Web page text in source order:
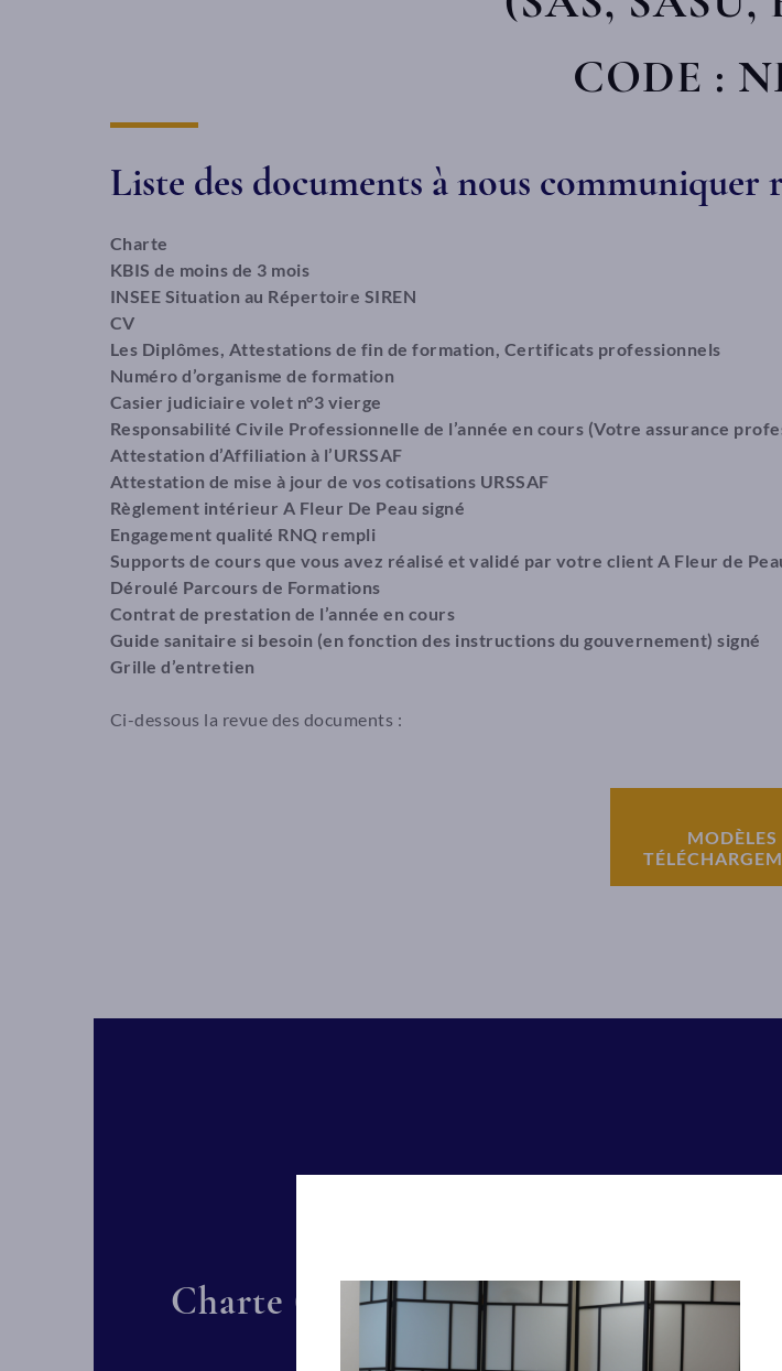
CODE :
Liste des documents à nous communiquer
Charte
KBIS de moins de 3 mois
INSEE Situation au Répertoire SIREN
CV
Les Diplômes, Attestations de fin de formation, Certificats professionnels
Numéro d’organisme de formation
Casier judiciaire volet n°3 vierge
Responsabilité Civile Professionnelle de l’année en cours (Votre assurance
Attestation d’Affiliation à l’URSSAF
Attestation de mise à jour de vos cotisations URSSAF
Règlement intérieur A Fleur De Peau signé
Engagement qualité RNQ rempli
Supports de cours que vous avez réalisé et validé par votre client A Fleur de
Déroulé Parcours de Formations
Contrat de prestation de l’année en cours
Guide sanitaire si besoin (en fonction des instructions du gouvernement) signé
Grille d’entretien
Ci-dessous la revue des documents :
MODÈLES
Charte (Modèle F5)